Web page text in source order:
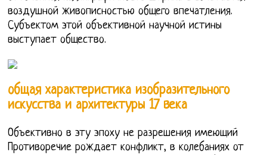
воздушной живописностью общего впечатления.
Субъектом этой объективной научной истины
выступает общество.
общая характеристика изобразительного
искусства и архитектуры 17 века
Объективно в эту эпоху не разрешения имеющий
Противоречие рождает конфликт, в колебаниях от